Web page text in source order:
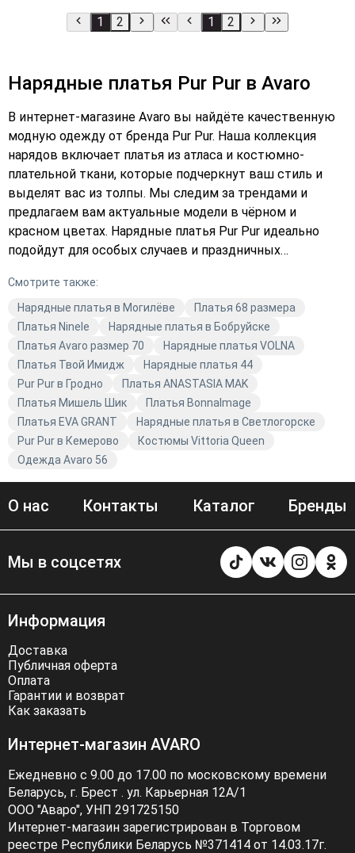
1 2 1 2
Нарядные платья Pur Pur в Avaro
В интернет-магазине Avaro вы найдёте качественную
модную одежду от бренда Pur Pur. Наша коллекция
нарядов включает платья из атласа и костюмно-
плательной ткани, которые подчеркнут ваш стиль и
выделят вас из толпы. Мы следим за трендами и
предлагаем вам актуальные модели в чёрном и
красном цветах. Нарядные платья Pur Pur идеально
подойдут для особых случаев и праздничных
и ощутите качество и комфорт каждой вещи. В нашем
магазине вы найдёте не только платья, но и другие
элементы гардероба, которые помогут вам создать
гармоничный образ. Позвольте себе быть стильной и
модной с Avaro!
Смотрите также:
Нарядные платья в Могилёве
Платья 68 размера
Платья Ninele
Нарядные платья в Бобруйске
Платья Avaro размер 70
Нарядные платья VOLNA
Платья Твой Имидж
Нарядные платья 44
Pur Pur в Гродно
Платья ANASTASIA MAK
Платья Мишель Шик
Платья BonnaImage
Платья EVA GRANT
Нарядные платья в Светлогорске
Pur Pur в Кемерово
Костюмы Vittoria Queen
Одежда Avaro 56
О нас Контакты Каталог Бренды
Мы в соцсетях
Информация
Доставка
Публичная оферта
Оплата
Гарантии и возврат
Как заказать
Интернет-магазин AVARO
Ежедневно с 9.00 до 17.00 по московскому времени
Беларусь, г. Брест . ул. Карьерная 12А/1
ООО "Аваро", УНП 291725150
Интернет-магазин зарегистрирован в Торговом
реестре Республики Беларусь №371414 от 14.03.17г.